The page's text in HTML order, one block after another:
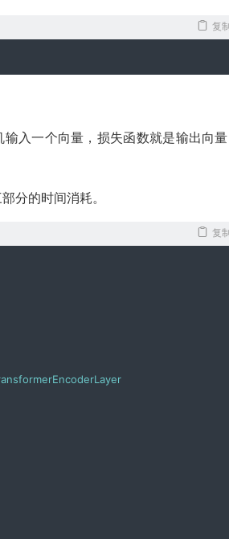
复
入一个向量，损失函数就是输出向
分的时间消耗。
复